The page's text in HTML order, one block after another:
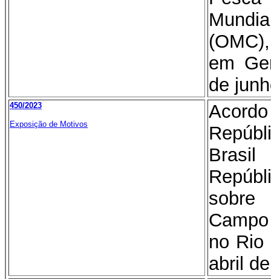
em
de
450/2023
Exposição de Motivos
no Rio
abril